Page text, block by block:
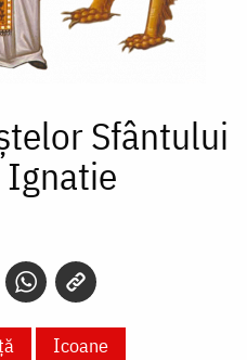
Sfântului
Icoane